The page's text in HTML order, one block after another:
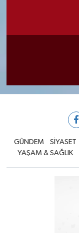
GÜNDEM SİYASET
YAŞAM & SAĞLIK